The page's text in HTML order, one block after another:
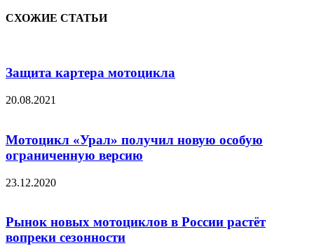
СХОЖИЕ СТАТЬИ
Защита картера мотоцикла
20.08.2021
Мотоцикл «Урал» получил новую особую
ограниченную версию
23.12.2020
Рынок новых мотоциклов в России растёт
вопреки сезонности